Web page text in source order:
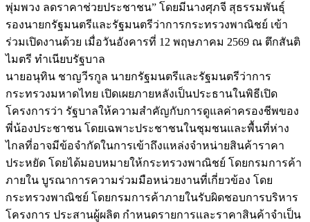
พุ่มพวง ลดราคาช่วยประชาชน” โดยมีนางศุภจี สุธรรมพันธุ์
รองนายกรัฐมนตรีและรัฐมนตรีว่าการกระทรวงพาณิชย์ เข้า
ร่วมเปิดงานด้วย เมื่อวันอังคารที่ 12 พฤษภาคม 2569 ณ ตึกสันติ
ไมตรี ทำเนียบรัฐบาล
นายอนุทิน ชาญวีรกูล นายกรัฐมนตรีและรัฐมนตรีว่าการ
กระทรวงมหาดไทย เปิดเผยภายหลังเป็นประธานในพิธีเปิด
โครงการว่า รัฐบาลให้ความสำคัญกับการดูแลค่าครองชีพของ
พี่น้องประชาชน โดยเฉพาะประชาชนในชุมชนและพื้นที่ห่าง
ไกลที่อาจมีข้อจำกัดในการเข้าถึงแหล่งจำหน่ายสินค้าราคา
ประหยัด โดยได้มอบหมายให้กระทรวงพาณิชย์ โดยกรมการค้า
ภายใน บูรณาการความร่วมมือหน่วยงานที่เกี่ยวข้อง โดย
กระทรวงพาณิชย์ โดยกรมการค้าภายในรับผิดชอบการบริหาร
โครงการ ประสานผู้ผลิต กำหนดรายการและราคาสินค้าจำเป็น